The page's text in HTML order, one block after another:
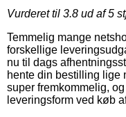
Vurderet til 3.8 ud af 5
Temmelig mange
forskellige
nu til dags
hente din bestilling lige
super fremkommelig,
leveringsform ved køb